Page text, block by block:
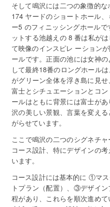
そして鳴沢には二つの象徴的
174 ヤードのショートホール
ー5 のフィニッシングホール
ットする池越えの 8 番は私が
て映像のインスピレ ーション
ールです。正面の池には女神
して最終18番のロングホール
がグリーン全体を浮き島に見
富士とシチュエーションとコ
ールはともに背景には富士が
沢の美しい景観、言葉を変え
がらせています。
ここで鳴沢の二つのシグネチ
コース設計、特にデザインの
います。
コース設計には基本的に ①マ
トプラン（配置）、③デザイ
程があり、これらを順次進め